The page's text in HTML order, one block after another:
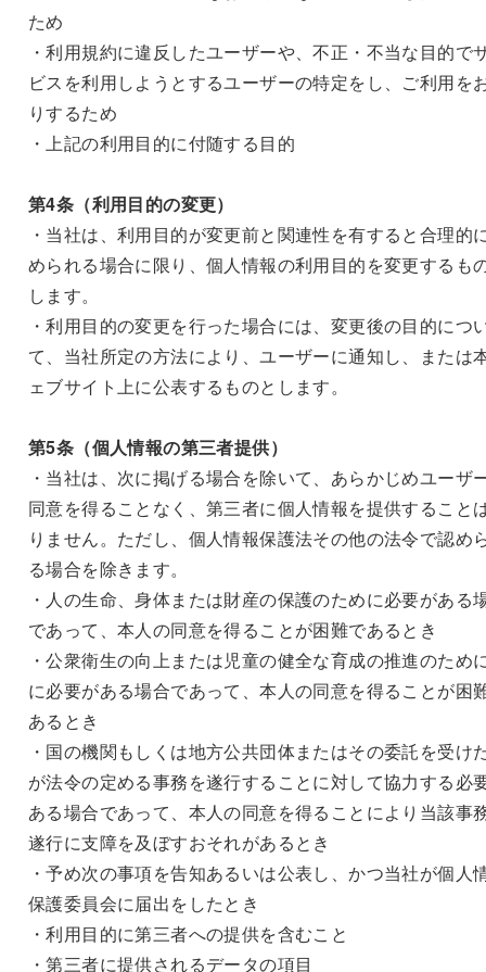
ため
・利用規約に違反したユーザーや、不正・不当な目的で
ビスを利用しようとするユーザーの特定をし、ご利用を
りするため
・上記の利用目的に付随する目的
第4条（利用目的の変更）
・当社は、利用目的が変更前と関連性を有すると合理的
められる場合に限り、個人情報の利用目的を変更するも
します。
・利用目的の変更を行った場合には、変更後の目的につ
て、当社所定の方法により、ユーザーに通知し、または
ェブサイト上に公表するものとします。
第5条（個人情報の第三者提供）
・当社は、次に掲げる場合を除いて、あらかじめユーザ
同意を得ることなく、第三者に個人情報を提供すること
りません。ただし、個人情報保護法その他の法令で認め
る場合を除きます。
・人の生命、身体または財産の保護のために必要がある
であって、本人の同意を得ることが困難であるとき
・公衆衛生の向上または児童の健全な育成の推進のため
に必要がある場合であって、本人の同意を得ることが困
あるとき
・国の機関もしくは地方公共団体またはその委託を受け
が法令の定める事務を遂行することに対して協力する必
ある場合であって、本人の同意を得ることにより当該事
遂行に支障を及ぼすおそれがあるとき
・予め次の事項を告知あるいは公表し、かつ当社が個人
保護委員会に届出をしたとき
・利用目的に第三者への提供を含むこと
・第三者に提供されるデータの項目